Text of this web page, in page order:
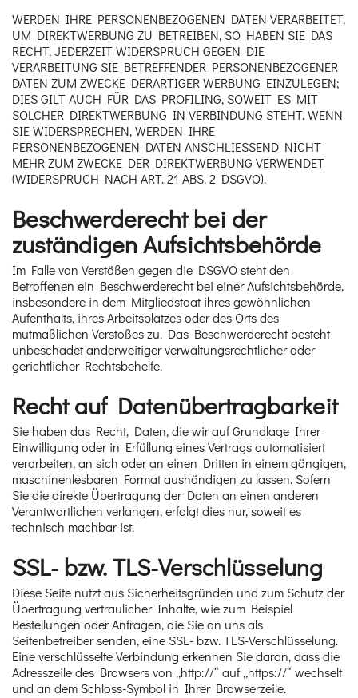
WERDEN IHRE PERSONENBEZOGENEN DATEN VERARBEITET,
UM DIREKTWERBUNG ZU BETREIBEN, SO HABEN SIE DAS
RECHT, JEDERZEIT WIDERSPRUCH GEGEN DIE
VERARBEITUNG SIE BETREFFENDER PERSONENBEZOGENER
DATEN ZUM ZWECKE DERARTIGER WERBUNG EINZULEGEN;
DIES GILT AUCH FÜR DAS PROFILING, SOWEIT ES MIT
SOLCHER DIREKTWERBUNG IN VERBINDUNG STEHT. WENN
SIE WIDERSPRECHEN, WERDEN IHRE
PERSONENBEZOGENEN DATEN ANSCHLIESSEND NICHT
MEHR ZUM ZWECKE DER DIREKTWERBUNG VERWENDET
(WIDERSPRUCH NACH ART. 21 ABS. 2 DSGVO).
Beschwerde­recht bei der
zuständigen Aufsichts­behörde
Im Falle von Verstößen gegen die DSGVO steht den
Betroffenen ein Beschwerderecht bei einer Aufsichtsbehörde,
insbesondere in dem Mitgliedstaat ihres gewöhnlichen
Aufenthalts, ihres Arbeitsplatzes oder des Orts des
mutmaßlichen Verstoßes zu. Das Beschwerderecht besteht
unbeschadet anderweitiger verwaltungsrechtlicher oder
gerichtlicher Rechtsbehelfe.
Recht auf Daten­übertrag­barkeit
Sie haben das Recht, Daten, die wir auf Grundlage Ihrer
Einwilligung oder in Erfüllung eines Vertrags automatisiert
verarbeiten, an sich oder an einen Dritten in einem gängigen,
maschinenlesbaren Format aushändigen zu lassen. Sofern
Sie die direkte Übertragung der Daten an einen anderen
Verantwortlichen verlangen, erfolgt dies nur, soweit es
technisch machbar ist.
SSL- bzw. TLS-Verschlüsselung
Diese Seite nutzt aus Sicherheitsgründen und zum Schutz der
Übertragung vertraulicher Inhalte, wie zum Beispiel
Bestellungen oder Anfragen, die Sie an uns als
Seitenbetreiber senden, eine SSL- bzw. TLS-Verschlüsselung.
Eine verschlüsselte Verbindung erkennen Sie daran, dass die
Adresszeile des Browsers von „http://“ auf „https://“ wechselt
und an dem Schloss-Symbol in Ihrer Browserzeile.